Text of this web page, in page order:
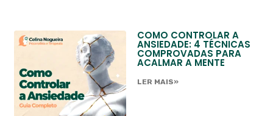
COMO CONTROLAR A
ANSIEDADE: 4 TÉCNICAS
COMPROVADAS PARA
ACALMAR A MENTE
LER MAIS»